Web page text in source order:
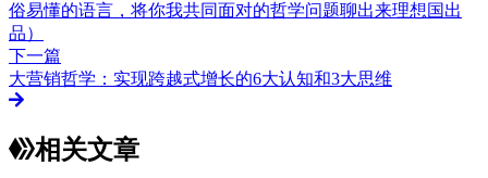
俗易懂的语言，将你我共同面对的哲学问题聊出来理想国出
品）
下一篇
大营销哲学：实现跨越式增长的6大认知和3大思维
相关文章